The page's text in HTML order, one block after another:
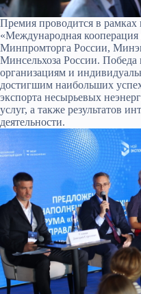
Премия проводится в рамках
«Международная
Минпромторга России,
Минсельхоза России. Победа
организациям и
достигшим наибольших
экспорта несырьевых
услуг, а также результатов
деятельности.